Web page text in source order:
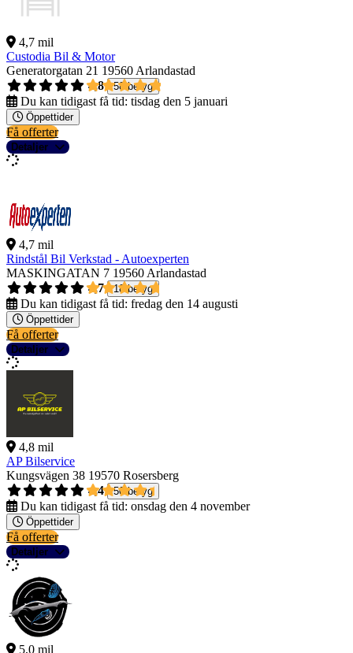
4,7 mil
Custodia Bil & Motor
Generatorgatan 21 19560 Arlandastad
4,8
58 betyg
Du kan tidigast få tid: tisdag den 5 januari
Öppettider
Få offerter
Detaljer
4,7 mil
Rindstål Bil Verkstad - Autoexperten
MASKINGATAN 7 19560 Arlandastad
4,7
18 betyg
Du kan tidigast få tid: fredag den 14 augusti
Öppettider
Få offerter
Detaljer
4,8 mil
AP Bilservice
Kungsvägen 38 19570 Rosersberg
4,4
50 betyg
Du kan tidigast få tid: onsdag den 4 november
Öppettider
Få offerter
Detaljer
5,0 mil